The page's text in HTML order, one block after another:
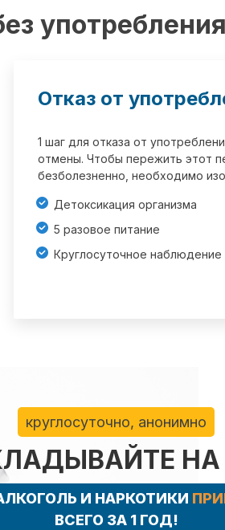
употребления
Отказ от
1 шаг для отказа от
отмены. Чтобы пережить этот
безболезненно, необходимо
Детоксикация организма
5 разовое питание
Круглосуточное наблюдение
круглосуточно, анонимно
И НАРКОТИКИ
ВСЕГО ЗА 1 ГОД!